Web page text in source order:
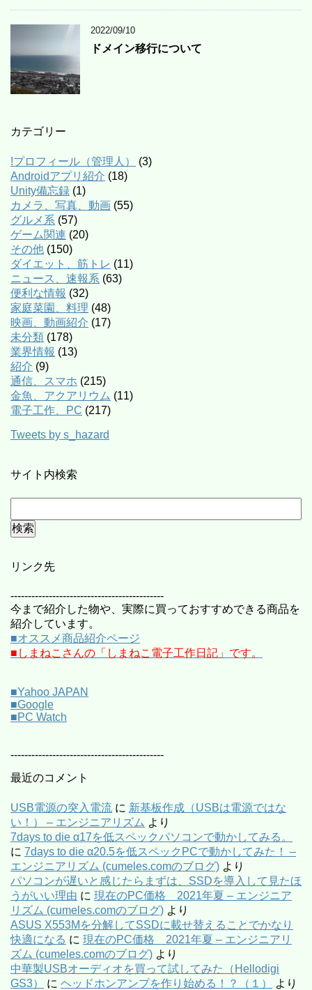
2022/09/10
ドメイン移行について
カテゴリー
!プロフィール（管理人）
(3)
Androidアプリ紹介 (18)
Unity備忘録 (1)
カメラ、写真、動画 (55)
グルメ系 (57)
ゲーム関連 (20)
その他 (150)
ダイエット、筋トレ (11)
ニュース、速報系 (63)
便利な情報 (32)
家庭菜園、料理 (48)
映画、動画紹介 (17)
未分類 (178)
業界情報 (13)
紹介 (9)
通信、スマホ (215)
金魚、アクアリウム (11)
電子工作、PC (217)
Tweets by s_hazard
サイト内検索
リンク先
--------------------------------------------
今まで紹介した物や、実際に買っておすすめできる商品を
紹介しています。
■オススメ商品紹介ページ
■しまねこさんの「しまねこ電子工作日記」です。
■Yahoo JAPAN
■Google
■PC Watch
--------------------------------------------
最近のコメント
USB電源の突入電流 に 新基板作成（USBは電源ではな
い！） – エンジニアリズム より
7days to die α17を低スペックパソコンで動かしてみる。
に 7days to die α20.5を低スペックPCで動かしてみた！ –
エンジニアリズム (cumeles.comのブログ) より
パソコンが遅いと感じたらまずは、SSDを導入して見たほ
うがいい理由 に 現在のPC価格 2021年夏 – エンジニア
リズム (cumeles.comのブログ) より
ASUS X553Mを分解してSSDに載せ替えることでかなり
快適になる に 現在のPC価格 2021年夏 – エンジニアリ
ズム (cumeles.comのブログ) より
中華製USBオーディオを買って試してみた（Hellodigi
GS3）
に ヘッドホンアンプを作り始める！？（１） より